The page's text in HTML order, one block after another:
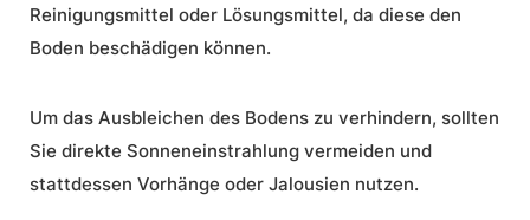
Reinigungsmittel oder Lösungsmittel, da diese den
Boden beschädigen können.
Um das Ausbleichen des Bodens zu verhindern, sollten
Sie direkte Sonneneinstrahlung vermeiden und
stattdessen Vorhänge oder Jalousien nutzen.